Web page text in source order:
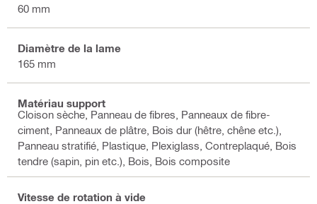
60 mm
Diamètre de la lame
165 mm
Matériau support
Cloison sèche, Panneau de fibres, Panneaux de fibre-
ciment, Panneaux de plâtre, Bois dur (hêtre, chêne etc.),
Panneau stratifié, Plastique, Plexiglass, Contreplaqué, Bois
tendre (sapin, pin etc.), Bois, Bois composite
Vitesse de rotation à vide